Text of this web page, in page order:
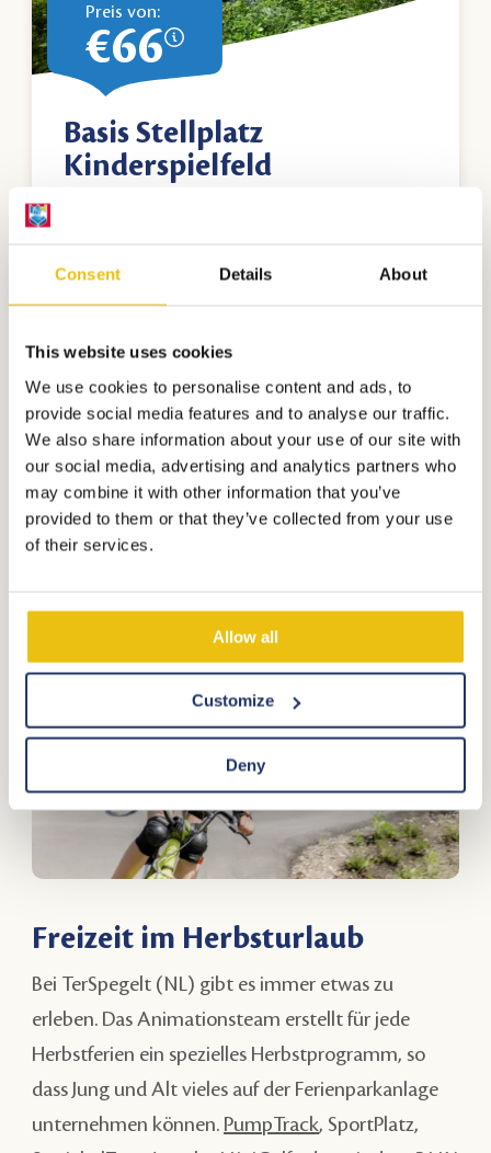
Consent Details About
This website uses cookies
We use cookies to personalise content and ads, to
provide social media features and to analyse our traffic.
We also share information about your use of our site with
our social media, advertising and analytics partners who
may combine it with other information that you’ve
provided to them or that they’ve collected from your use
of their services.
Allow all
Customize
Deny
Preis von:
€66
Basis Stellplatz
Kinderspielfeld
Besonders preiswert
Nochverfügbar
Mehr sehen
Buchen Sie direkt
Freizeit im Herbsturlaub
Bei TerSpegelt (NL) gibt es immer etwas zu
erleben. Das Animationsteam erstellt für jede
Herbstferien ein spezielles Herbstprogramm, so
dass Jung und Alt vieles auf der Ferienparkanlage
unternehmen können. PumpTrack, SportPlatz,